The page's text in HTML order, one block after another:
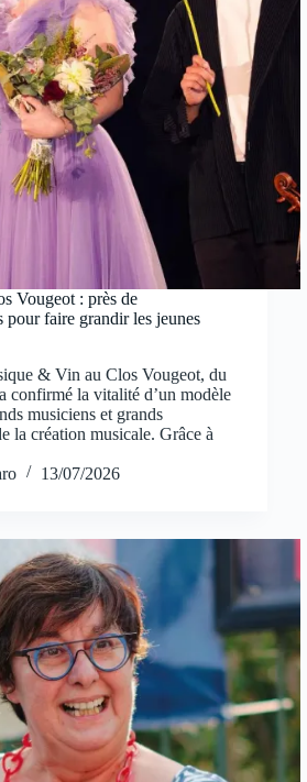
Vougeot : près de
pour faire grandir les jeunes
& Vin au Clos Vougeot, du
confirmé la vitalité d’un modèle
musiciens et grands
la création musicale. Grâce à
13/07/2026